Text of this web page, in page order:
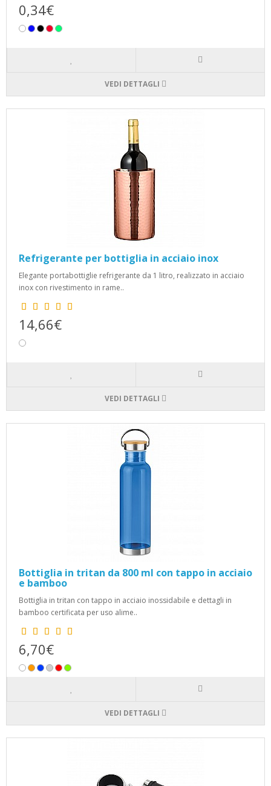
0,34€
VEDI DETTAGLI
Refrigerante per bottiglia in acciaio inox
Elegante portabottiglie refrigerante da 1 litro, realizzato in acciaio
inox con rivestimento in rame..
14,66€
VEDI DETTAGLI
Bottiglia in tritan da 800 ml con tappo in acciaio
e bamboo
Bottiglia in tritan con tappo in acciaio inossidabile e dettagli in
bamboo certificata per uso alime..
6,70€
VEDI DETTAGLI